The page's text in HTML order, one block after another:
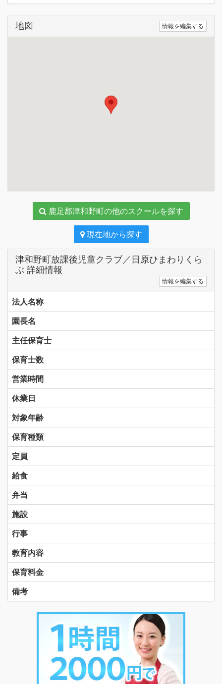
地図 情報を編集する
鹿足郡津和野町の他のスクールを探す
現在地から探す
津和野町放課後児童クラブ／日原ひまわりくら
ぶ 詳細情報
情報を編集する
法人名称
園長名
主任保育士
保育士数
営業時間
休業日
対象年齢
保育種類
定員
給食
弁当
施設
行事
教育内容
保育料金
備考